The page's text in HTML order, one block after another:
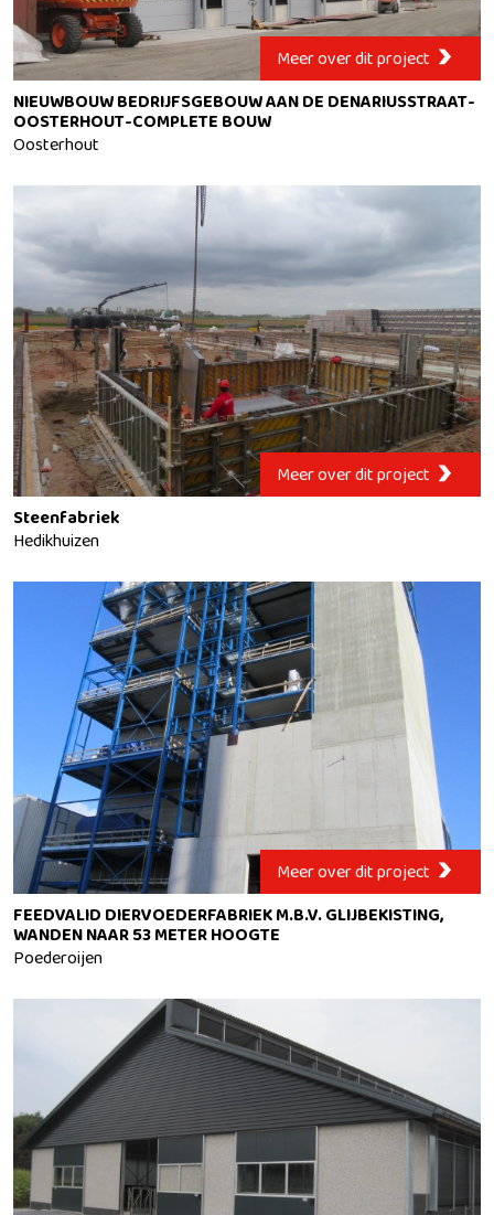
Meer over dit project
NIEUWBOUW BEDRIJFSGEBOUW AAN DE DENARIUSSTRAAT-
OOSTERHOUT-COMPLETE BOUW
Oosterhout
Meer over dit project
Steenfabriek
Hedikhuizen
Meer over dit project
FEEDVALID DIERVOEDERFABRIEK M.B.V. GLIJBEKISTING,
WANDEN NAAR 53 METER HOOGTE
Poederoijen